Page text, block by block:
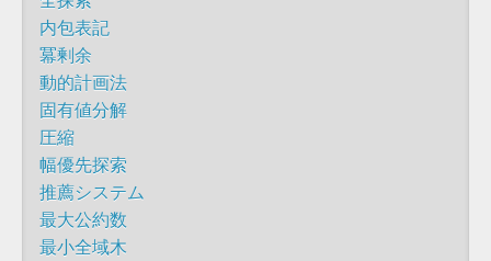
内包表記
冪剰余
動的計画法
固有値分解
圧縮
幅優先探索
推薦システム
最大公約数
最小全域木